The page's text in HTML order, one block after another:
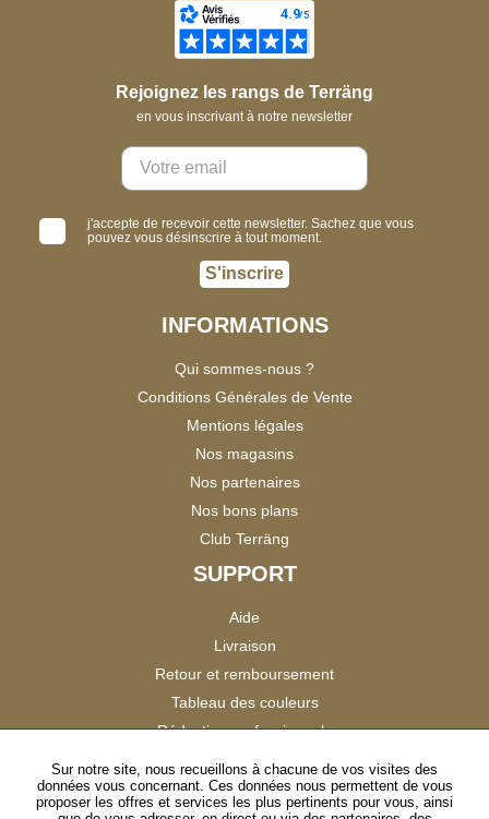
Rejoignez les rangs de Terräng
en vous inscrivant à notre newsletter
j'accepte de recevoir cette newsletter. Sachez que vous
pouvez vous désinscrire à tout moment.
S'inscrire
INFORMATIONS
Qui sommes-nous ?
Conditions Générales de Vente
Mentions légales
Nos magasins
Nos partenaires
Nos bons plans
Club Terräng
SUPPORT
Aide
Livraison
Retour et remboursement
Tableau des couleurs
Réduction professionnels
Satisfaction Clients
Sur notre site, nous recueillons à chacune de vos visites des
données vous concernant. Ces données nous permettent de vous
proposer les offres et services les plus pertinents pour vous, ainsi